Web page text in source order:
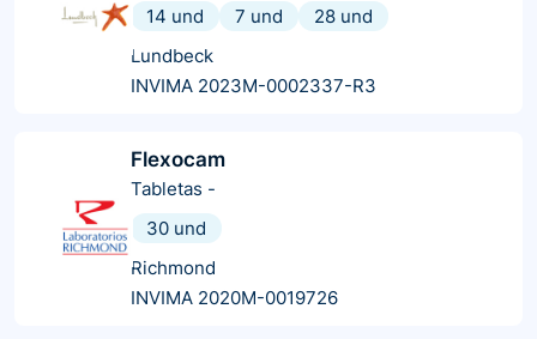
14 und
7 und
28 und
Lundbeck
INVIMA 2023M-0002337-R3
Flexocam
Tabletas -
30 und
Richmond
INVIMA 2020M-0019726